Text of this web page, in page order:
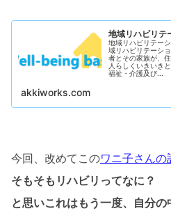
地域リハビリテ
地域リハビリテー
域リハビリテーシ
者とその家族が、
人らしくいきいき
福祉・介護及び...
akkiworks.com
今回、改めてこのワニ子さんの
そもそもリハビリってなに？
と思いこれはもう一度、自分の